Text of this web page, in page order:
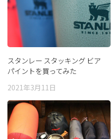
スタンレー スタッキング ビア
パイントを買ってみた
2021年3月11日